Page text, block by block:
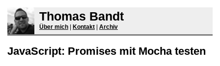
Thomas Bandt
Über mich Kontakt Archiv
JavaScript: Promises mit Mocha testen